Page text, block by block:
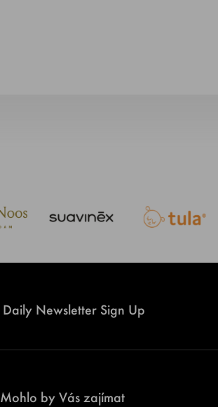
Daily Newsletter Sign Up
Mohlo by Vás zajímat